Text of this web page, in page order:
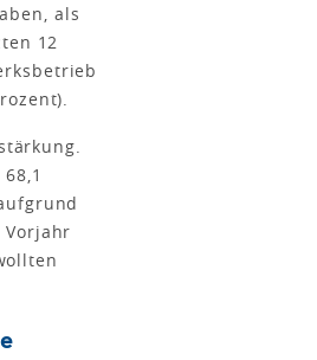
als
12